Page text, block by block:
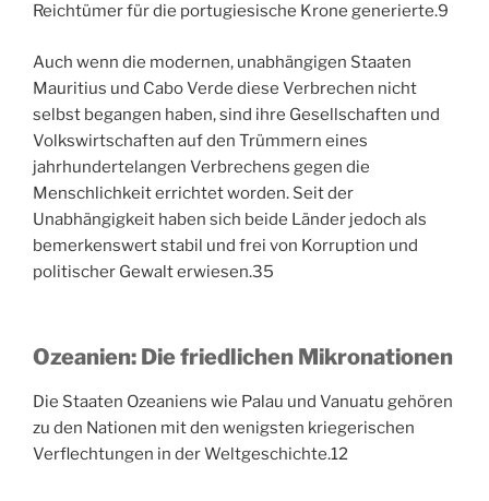
Reichtümer für die portugiesische Krone generierte.9
Auch wenn die modernen, unabhängigen Staaten
Mauritius und Cabo Verde diese Verbrechen nicht
selbst begangen haben, sind ihre Gesellschaften und
Volkswirtschaften auf den Trümmern eines
jahrhundertelangen Verbrechens gegen die
Menschlichkeit errichtet worden. Seit der
Unabhängigkeit haben sich beide Länder jedoch als
bemerkenswert stabil und frei von Korruption und
politischer Gewalt erwiesen.35
Ozeanien: Die friedlichen Mikronationen
Die Staaten Ozeaniens wie Palau und Vanuatu gehören
zu den Nationen mit den wenigsten kriegerischen
Verflechtungen in der Weltgeschichte.12